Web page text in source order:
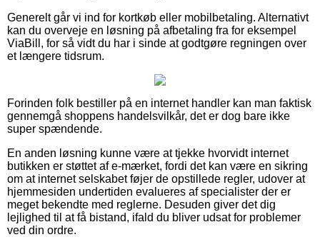
Generelt går vi ind for kortkøb eller mobilbetaling. Alternativt
kan du overveje en løsning på afbetaling fra for eksempel
ViaBill, for så vidt du har i sinde at godtgøre regningen over
et længere tidsrum.
Forinden folk bestiller på en internet handler kan man faktisk
gennemgå shoppens handelsvilkår, det er dog bare ikke
super spændende.
En anden løsning kunne være at tjekke hvorvidt internet
butikken er støttet af e-mærket, fordi det kan være en sikring
om at internet selskabet føjer de opstillede regler, udover at
hjemmesiden undertiden evalueres af specialister der er
meget bekendte med reglerne. Desuden giver det dig
lejlighed til at få bistand, ifald du bliver udsat for problemer
ved din ordre.